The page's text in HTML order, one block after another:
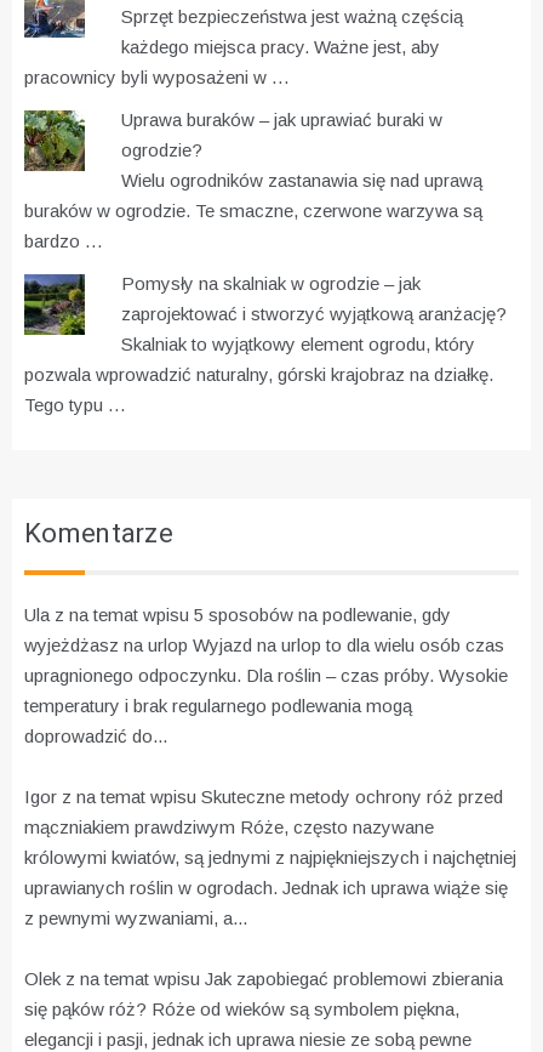
Sprzęt bezpieczeństwa jest ważną częścią
każdego miejsca pracy. Ważne jest, aby
pracownicy byli wyposażeni w …
Uprawa buraków – jak uprawiać buraki w
ogrodzie?
Wielu ogrodników zastanawia się nad uprawą
buraków w ogrodzie. Te smaczne, czerwone warzywa są
bardzo …
Pomysły na skalniak w ogrodzie – jak
zaprojektować i stworzyć wyjątkową aranżację?
Skalniak to wyjątkowy element ogrodu, który
pozwala wprowadzić naturalny, górski krajobraz na działkę.
Tego typu …
Komentarze
Ula z na temat wpisu 5 sposobów na podlewanie, gdy
wyjeżdżasz na urlop Wyjazd na urlop to dla wielu osób czas
upragnionego odpoczynku. Dla roślin – czas próby. Wysokie
temperatury i brak regularnego podlewania mogą
doprowadzić do...
Igor z na temat wpisu Skuteczne metody ochrony róż przed
mączniakiem prawdziwym Róże, często nazywane
królowymi kwiatów, są jednymi z najpiękniejszych i najchętniej
uprawianych roślin w ogrodach. Jednak ich uprawa wiąże się
z pewnymi wyzwaniami, a...
Olek z na temat wpisu Jak zapobiegać problemowi zbierania
się pąków róż? Róże od wieków są symbolem piękna,
elegancji i pasji, jednak ich uprawa niesie ze sobą pewne